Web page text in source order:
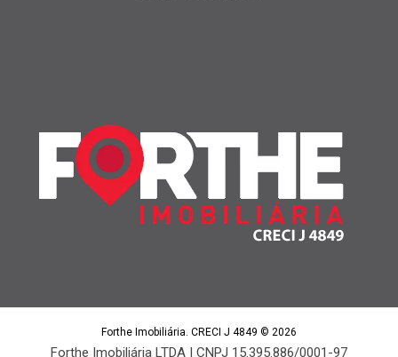
Forthe Imobiliária. CRECI J 4849 © 2026
Forthe Imobiliária LTDA | CNPJ 15.395.886/0001-97